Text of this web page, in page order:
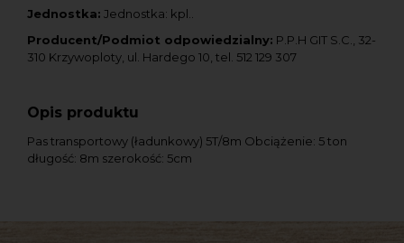
Jednostka: Jednostka: kpl..
Producent/Podmiot odpowiedzialny: P.P.H GIT S.C., 32-
310 Krzywoploty, ul. Hardego 10, tel. 512 129 307
Opis produktu
Pas transportowy (ładunkowy) 5T/8m Obciążenie: 5 ton
długość: 8m szerokość: 5cm